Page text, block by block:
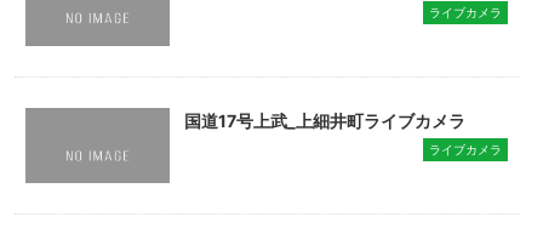
ライブカメラ
国道17号上武_上細井町ライブカメラ
ライブカメラ